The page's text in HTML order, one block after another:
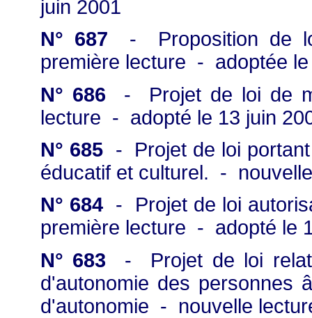
juin 2001
N° 687 - Proposition de
première lecture - adoptée le
N° 686 - Projet de loi de
lecture - adopté le 13 juin
N° 685- Projet de loi portant
éducatif et culturel. -
N° 684 - Projet de loi
première lecture - adopté le
N° 683 - Projet de loi
d'autonomie des personnes
d'autonomie - nouvelle